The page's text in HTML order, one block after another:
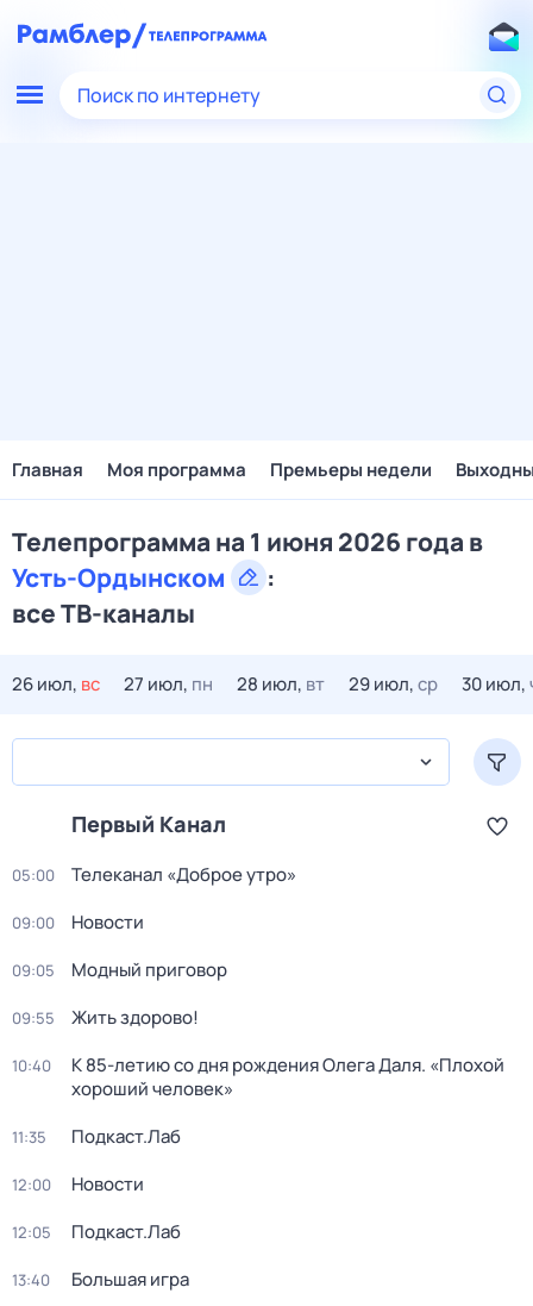
Поиск по интернету
Главная Моя программа Премьеры недели
Телепрограмма на 1 июня 2026 года в
Усть-Ордынском
:
все ТВ-каналы
26 июл, вс 27 июл, пн 28 июл, вт 29 июл,ср 30 июл,
Первый Канал
05:00 Телеканал «Доброе утро»
09:00 Новости
09:05 Модный приговор
09:55 Жить здорово!
10:40
К 85-летию со дня рождения Олега Даля. «Плохой
хороший человек»
11:35 Подкаст.Лаб
12:00 Новости
12:05 Подкаст.Лаб
13:40 Большая игра